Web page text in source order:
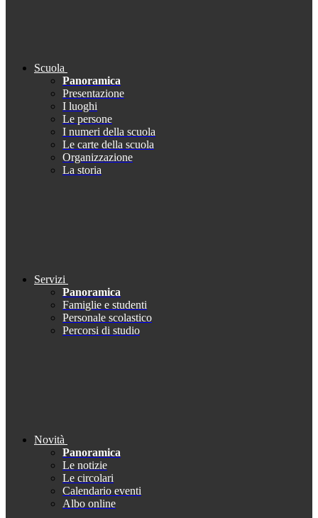
Scuola
Panoramica
Presentazione
I luoghi
Le persone
I numeri della scuola
Le carte della scuola
Organizzazione
La storia
Servizi
Panoramica
Famiglie e studenti
Personale scolastico
Percorsi di studio
Novità
Panoramica
Le notizie
Le circolari
Calendario eventi
Albo online